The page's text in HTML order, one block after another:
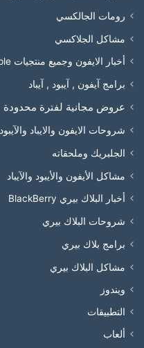
رومات الجالكسي
مشاكل الجلاكسي
أخبار الايفون وجميع منتجيات Apple
برامج آيفون , آيبود , آيباد
عروض مجانية لفترة محدودة
شروحات الايفون والايباد والآيبود
الجلبريك وملحقاته
مشاكل الأيفون والأيبود والآيباد
أخبار البلاك بيري BlackBerry
شروحات البلاك بيري
برامج بلاك بيري
مشاكل البلاك بيري
ويندوز
التطبيقات
ألعاب